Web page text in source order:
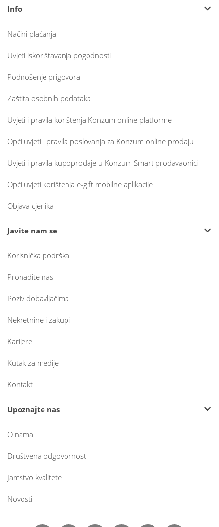
Info
Načini plaćanja
Uvjeti iskorištavanja pogodnosti
Podnošenje prigovora
Zaštita osobnih podataka
Uvjeti i pravila korištenja Konzum online platforme
Opći uvjeti i pravila poslovanja za Konzum online prodaju
Uvjeti i pravila kupoprodaje u Konzum Smart prodavaonici
Opći uvjeti korištenja e-gift mobilne aplikacije
Objava cjenika
Javite nam se
Korisnička podrška
Pronađite nas
Poziv dobavljačima
Nekretnine i zakupi
Karijere
Kutak za medije
Kontakt
Upoznajte nas
O nama
Društvena odgovornost
Jamstvo kvalitete
Novosti